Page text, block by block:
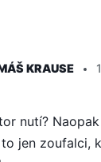
KRAUSE
nutí?
to jen zoufalci,